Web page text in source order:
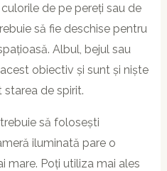
de pe pereți sau de
să fie deschise pentru
Albul, bejul sau
obiectiv și sunt și niște
de spirit.
să folosești
iluminată pare o
mare. Poți utiliza mai ales